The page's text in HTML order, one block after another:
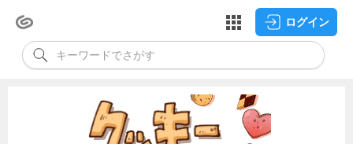
ログイン